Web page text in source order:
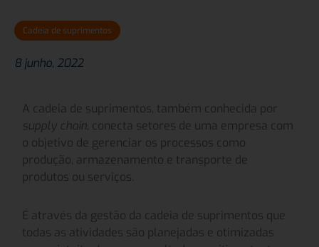
Cadeia de suprimentos
8 junho, 2022
A cadeia de suprimentos, também conhecida por
supply chain, conecta setores de uma empresa com
o objetivo de gerenciar os processos como
produção, armazenamento e transporte de
produtos ou serviços.
É através da gestão da cadeia de suprimentos que
todas as atividades são planejadas e otimizadas